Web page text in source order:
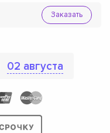
Заказать
02 августа